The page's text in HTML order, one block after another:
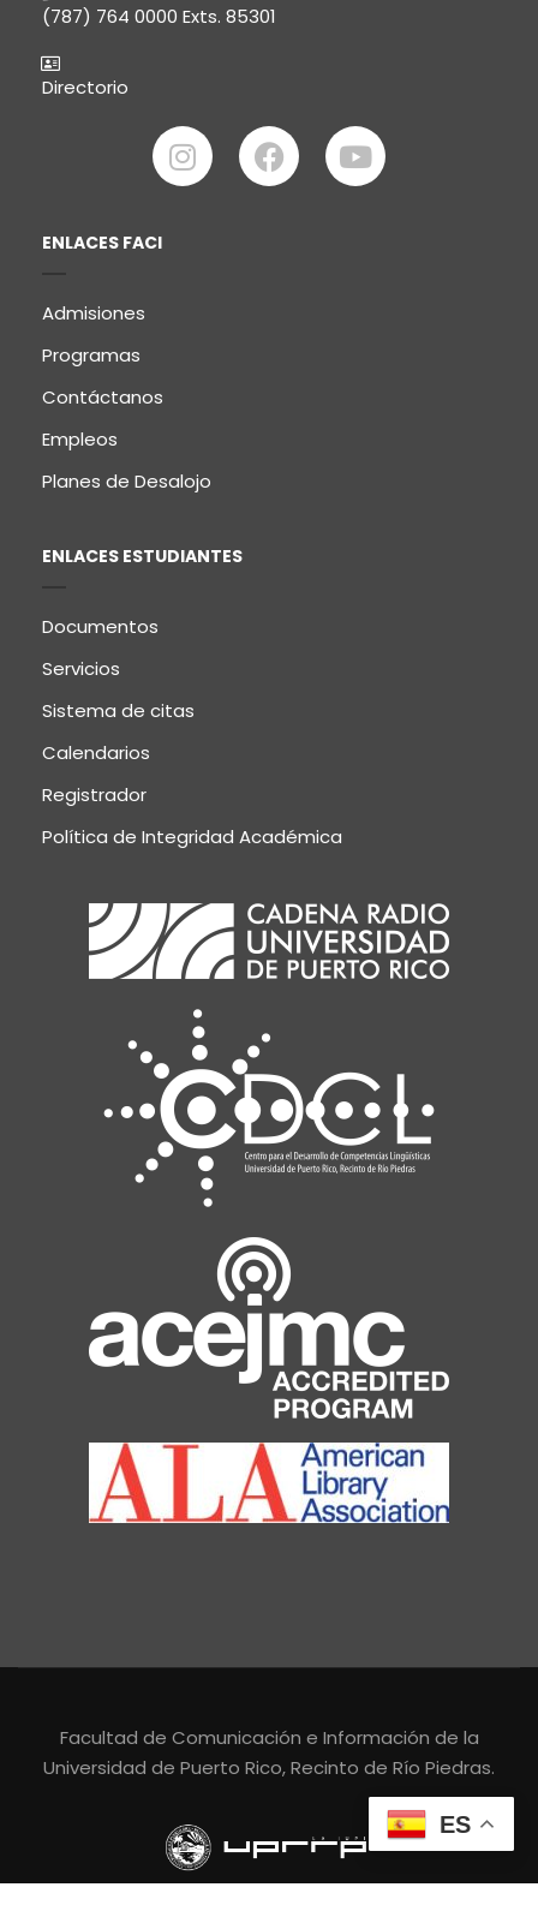
(787) 764 0000 Exts. 85301
Directorio
ENLACES FACI
Admisiones
Programas
Contáctanos
Empleos
Planes de Desalojo
ENLACES ESTUDIANTES
Documentos
Servicios
Sistema de citas
Calendarios
Registrador
Política de Integridad Académica
Facultad de Comunicación e Información de la
Universidad de Puerto Rico, Recinto de Río Piedras.
ES